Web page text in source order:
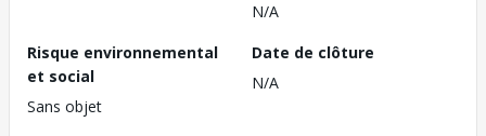
N/A
Risque environnemental
et social
Sans objet
Date de clôture
N/A